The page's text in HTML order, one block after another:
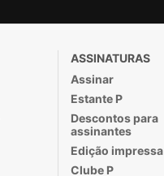
ASSINATURAS
Assinar
Estante P
Descontos para
assinantes
Edição impressa
Clube P